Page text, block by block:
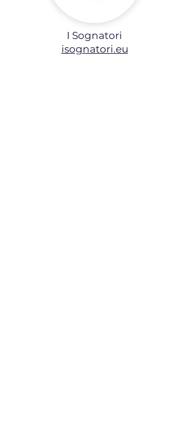
I Sognatori
isognatori.eu